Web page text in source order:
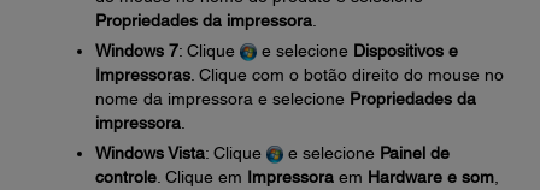
Propriedades da impressora
Windows 7: Clique e selecione Dispositivos e
Impressoras . Clique com o botão direito do mouse no
nome da impressora e selecione Propriedades da
impressora
Windows Vista: Clique e selecione Painel de
controle . Clique em Impressora em Hardware e som